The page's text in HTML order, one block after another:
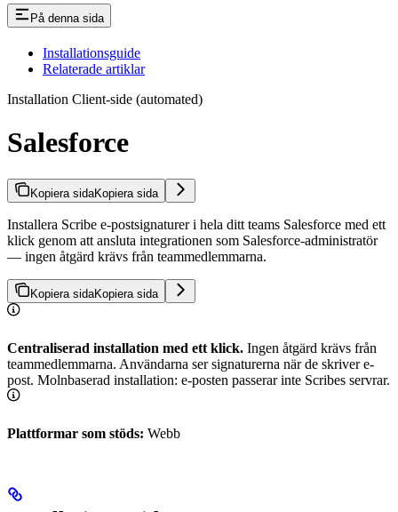
På denna sida
Installationsguide
Relaterade artiklar
Installation Client-side (automated)
Salesforce
Kopiera sidaKopiera sida
Installera Scribe e-postsignaturer i hela ditt teams Salesforce med ett
klick genom att ansluta integrationen som Salesforce-administratör
— ingen åtgärd krävs från teammedlemmarna.
Kopiera sidaKopiera sida
Centraliserad installation med ett klick. Ingen åtgärd krävs från
teammedlemmarna. Användarna ser signaturerna när de skriver e-
post. Molnbaserad installation: e-posten passerar inte Scribes servrar.
Plattformar som stöds: Webb